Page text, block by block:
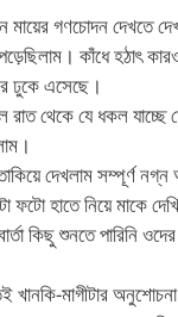
মায়ের গণচোদন দেখতে
কাঁধে হঠাৎ
ঢুকে এসেছে।
রাত থেকে যে ধকল
দেখলাম সম্পূর্ণ
হাতে নিয়ে মাকে
কিছু শুনতে পারিনি
মাগীটার